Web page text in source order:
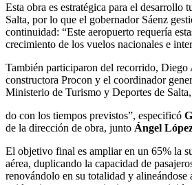
Esta obra es estratégica para el desarrollo
Salta, por lo que el gobernador Sáenz
continuidad: “Este aeropuerto requería
crecimiento de los vuelos nacionales e
También participaron del recorrido, Diego
constructora Procon y el coordinador
Ministerio de Turismo y Deportes de
do con los tiempos previstos”, especificó
de la dirección de obra, junto Ángel
El objetivo final es ampliar en un 65% la
aérea, duplicando la capacidad de
renovándolo en su totalidad y alineándose